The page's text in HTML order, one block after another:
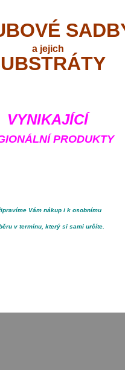
a jejich
VYNIKAJÍCÍ
PRODUKTY
Vám nákup i k osobnímu
v termínu, který si sami určíte.